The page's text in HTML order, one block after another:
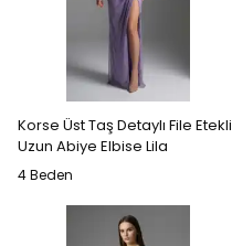
Korse Üst Taş Detaylı File Etekli
Uzun Abiye Elbise Lila
4 Beden